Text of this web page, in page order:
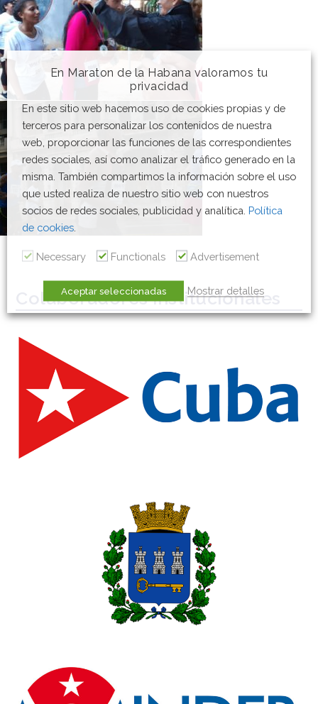
Colaboradores institucionales
En Maraton de la Habana valoramos tu
privacidad
En este sitio web hacemos uso de cookies propias y de
terceros para personalizar los contenidos de nuestra
web, proporcionar las funciones de las correspondientes
redes sociales, así como analizar el tráfico generado en la
misma. También compartimos la información sobre el uso
que usted realiza de nuestro sitio web con nuestros
socios de redes sociales, publicidad y analítica. Política
de cookies
Necessary Functionals Advertisement
Aceptar seleccionadas Mostrar detalles